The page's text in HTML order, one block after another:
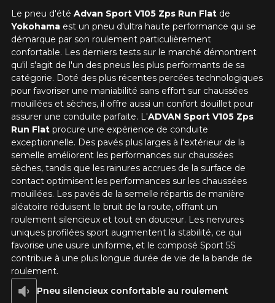
Le pneu d'été Advan Sport V105 Zps Run Flat de
Yokohamaest un pneu d'ultra haute performance qui se
démarque par son roulement particulièrement
confortable. Les derniers tests sur le marché démontrent
qu'il s'agit de l'un des pneus les plus performants de sa
catégorie. Doté des plus récentes percées technologiques
pour favoriser une maniabilité sans effort sur chaussées
mouillées et sèches, il offre aussi un confort douillet pour
assurer une conduite parfaite. L'ADVAN Sport V105 Zps
Run Flatprocure une expérience de conduite
exceptionnelle. Des pavés plus larges à l'extérieur de la
semelle améliorent les performances sur chaussées
sèches, tandis que les rainures accrues de la surface de
contact optimisent les performances sur les chaussées
mouillées. Les pavés de la semelle répartis de manière
aléatoire réduisent le bruit de la route, offrant un
roulement silencieux et tout en douceur. Les nervures
uniques profilées sport augmentent la stabilité, ce qui
favorise une usure uniforme, et le composé Sport 5S
contribue à une plus longue durée de vie de la bande de
roulement.
Pneu silencieux confortable au roulement
Option
KM parcourus
Style de conduite
Condition de route
Votre avis
VOICI LES DIMENSIONS POUR VOTRE VÉHICULE
Que magasinez-vous?
Malheureusement, aucun résultat ne
convenant parfaitement à votre
aider à trouver le produit qu'il vous faut.